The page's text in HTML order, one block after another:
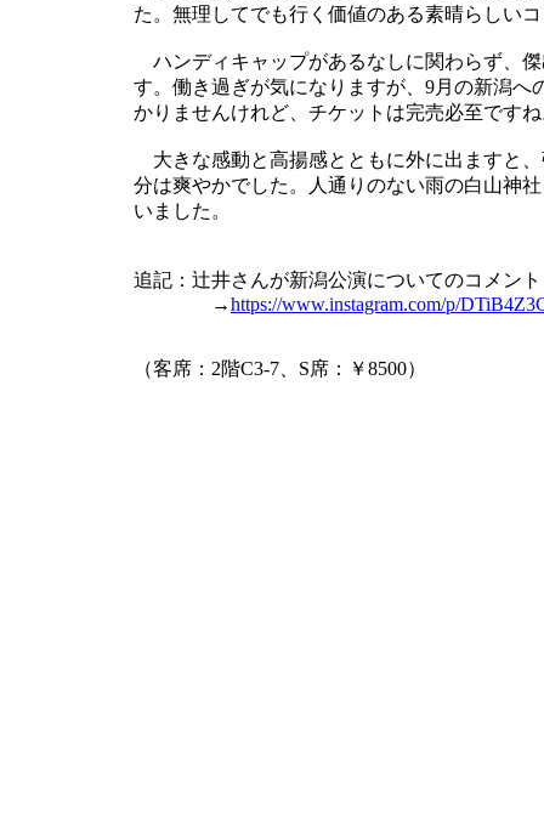
た。無理してでも行く価値のある素晴らしい
ハンディキャップがあるなしに関わらず、
す。働き過ぎが気になりますが、9月の新潟
かりませんけれど、チケットは完売必至です
大きな感動と高揚感とともに外に出ますと
分は爽やかでした。人通りのない雨の白山神
いました。
追記：辻井さんが新潟公演についてのコメン
→https://www.instagram.com/p/
（客席：2階C3-7、S席：￥8500）